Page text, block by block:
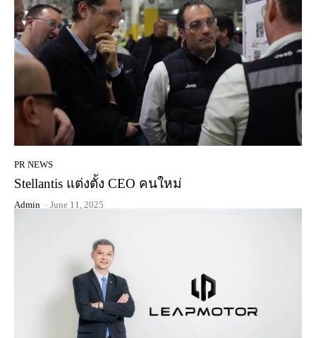
PR NEWS
Stellantis แต่งตั้ง CEO คนใหม่
Admin - June 11, 2025